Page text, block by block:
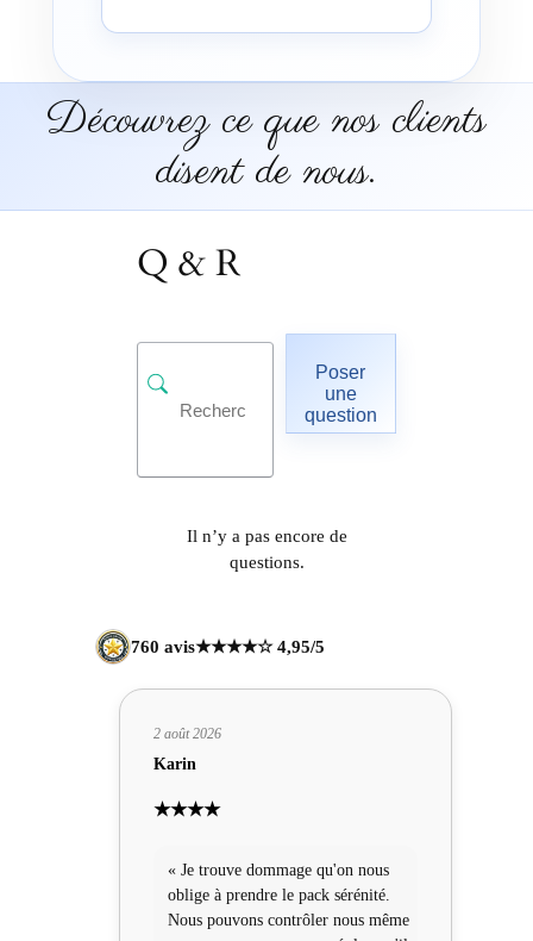
Découvrez ce que nos clients
disent de nous.
Q & R
Poser
une
question
Il n’y a pas encore de
questions.
760 avis★★★★☆ 4,95/5
2 août 2026
Karin
★★★★
« Je trouve dommage qu'on nous
oblige à prendre le pack sérénité.
Nous pouvons contrôler nous même